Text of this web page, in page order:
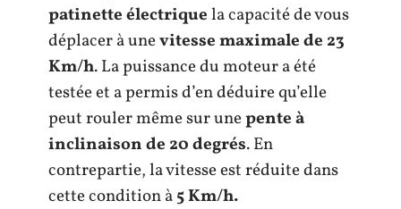
patinette électriquela capacité de vous
déplacer à unevitesse maximale de 23
Km/h. La puissance du moteur a été
testée et a permis d’en déduire qu’elle
peut rouler même sur unepente à
inclinaison de 20 degrés. En
contrepartie, la vitesse est réduite dans
cette condition à5 Km/h.